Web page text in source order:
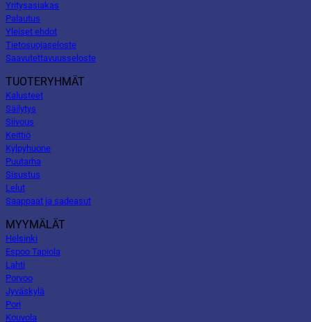
Yritysasiakas
Palautus
Yleiset ehdot
Tietosuojaseloste
Saavutettavuusseloste
TUOTERYHMÄT
Kalusteet
Säilytys
Siivous
Keittiö
Kylpyhuone
Puutarha
Sisustus
Lelut
Saappaat ja sadeasut
MYYMÄLÄT
Helsinki
Espoo Tapiola
Lahti
Porvoo
Jyväskylä
Pori
Kouvola